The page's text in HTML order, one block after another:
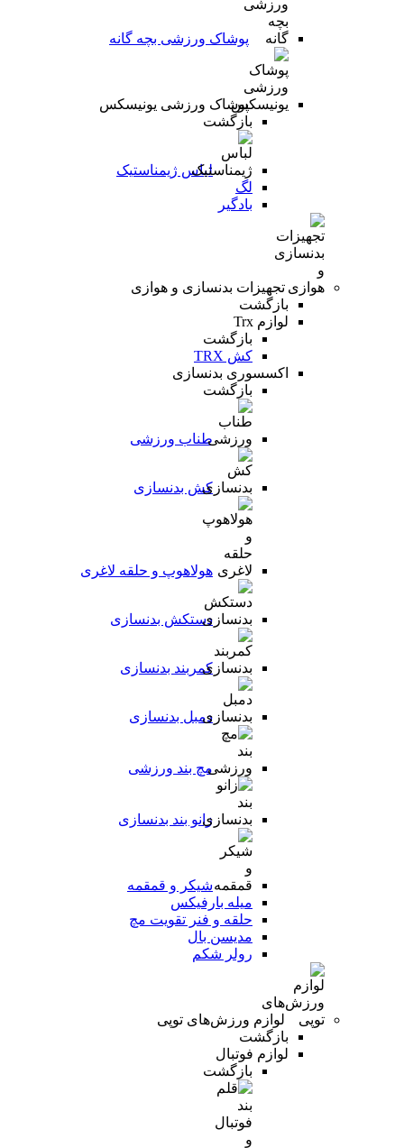
پوشاک ورزشی بچه گانه
پوشاک ورزشی یونیسکس
بازگشت
لباس ژیمناستیک
لگ
بادگیر
تجهیزات بدنسازی و هوازی
بازگشت
لوازم Trx
بازگشت
کش TRX
اکسسوری بدنسازی
بازگشت
طناب ورزشی
کش بدنسازی
هولاهوپ و حلقه لاغری
دستکش بدنسازی
کمربند بدنسازی
دمبل بدنسازی
مچ بند ورزشی
زانو بند بدنسازی
شیکر و قمقمه
میله بارفیکس
حلقه و فنر تقویت مچ
مدیسن بال
رولر شکم
لوازم ورزش‌های توپی
بازگشت
لوازم فوتبال
بازگشت